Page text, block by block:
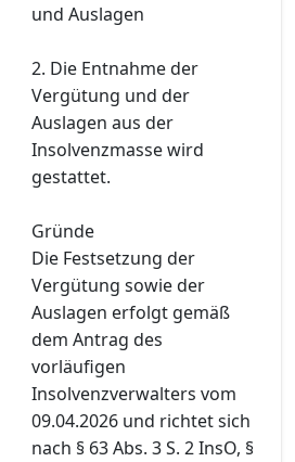
und Auslagen
2. Die Entnahme der
Vergütung und der
Auslagen aus der
Insolvenzmasse wird
gestattet.
Gründe
Die Festsetzung der
Vergütung sowie der
Auslagen erfolgt gemäß
dem Antrag des
vorläufigen
Insolvenzverwalters vom
09.04.2026 und richtet sich
nach § 63 Abs. 3 S. 2 InsO, §